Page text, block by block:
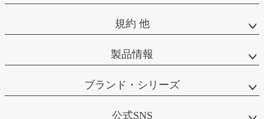
規約 他
製品情報
ブランド・シリーズ
公式SNS